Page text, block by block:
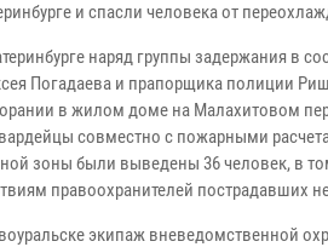
и спасли человека от
наряд группы задержания в
Погадаева и прапорщика полиции
в жилом доме на Малахитовом
совместно с пожарными
зоны были выведены 36 человек, в
правоохранителей пострадавших
экипаж вневедомственной